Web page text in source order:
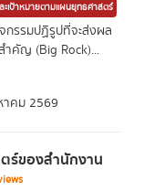
ะเป้าหมายตามแผนยุทธศาสตร์
กรรมปฏิรูปที่จะส่งผล
ำคัญ (Big Rock)...
คม 2569
ร์ของสำนักงาน